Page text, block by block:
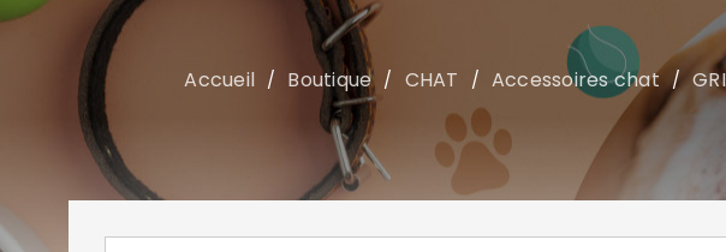
Accueil / Boutique / CHAT / Accessoires chat /